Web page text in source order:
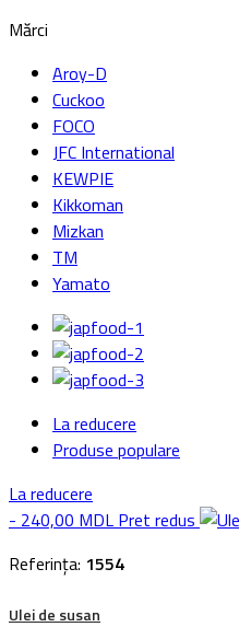
Mărci
Aroy-D
Cuckoo
FOCO
JFC International
KEWPIE
Kikkoman
Mizkan
TM
Yamato
La reducere
Produse populare
La reducere
- 240,00 MDL Pret redus
Referința: 1554
Ulei de susan